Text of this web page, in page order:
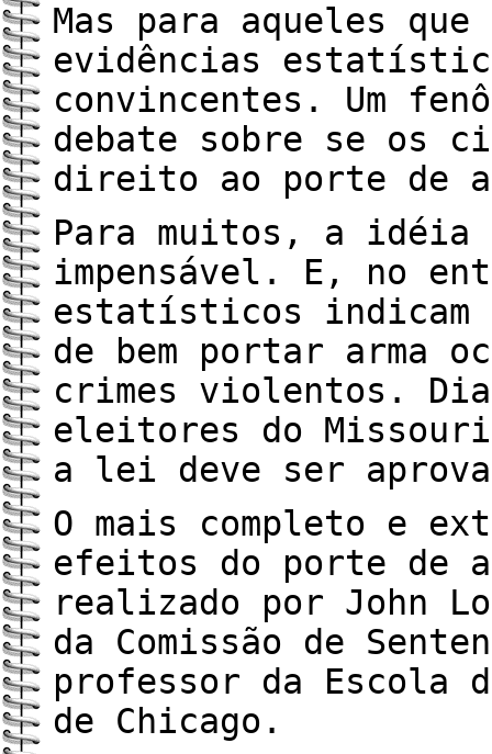
Mas para aqueles
evidências
convincentes. Um
debate sobre se os
direito ao porte de
Para muitos, a idéia
impensável. E, no
estatísticos indicam
de bem portar arma
crimes violentos.
eleitores do
a lei deve ser
O mais completo e
efeitos do porte de
realizado por John
da Comissão de
professor da Escola
de Chicago.